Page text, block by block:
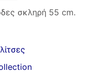
σκληρή 55 cm.